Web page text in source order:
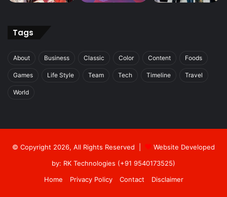
Tags
About Business Classic Color Content Foods
Games Life Style Team Tech Timeline Travel
World
© Copyright 2026, All Rights Reserved |
Website Developed
by: RK Technologies (+91 9540173525)
Home
Privacy Policy Contact Disclaimer